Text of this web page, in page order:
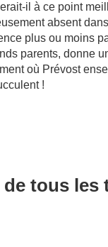
il à ce point
absent
plus ou moins
parents, donne
où Prévost
!
tous les